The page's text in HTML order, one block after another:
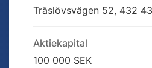
Träslövsvägen 52, 432
Aktiekapital
100 000 SEK